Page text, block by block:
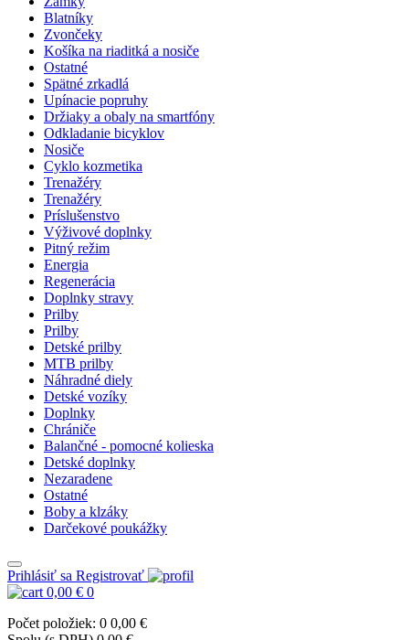
Blatníky
Zvončeky
Košíka na riaditká a nosiče
Ostatné
Spätné zrkadlá
Upínacie popruhy
Držiaky a obaly na smartfóny
Odkladanie bicyklov
Nosiče
Cyklo kozmetika
Trenažéry
Trenažéry
Príslušenstvo
Výživové doplnky
Pitný režim
Energia
Regenerácia
Doplnky stravy
Prilby
Prilby
Detské prilby
MTB prilby
Náhradné diely
Detské vozíky
Doplnky
Chrániče
Balančné - pomocné kolieska
Detské doplnky
Nezaradene
Ostatné
Boby a klzáky
Darčekové poukážky
Prihlásiť sa Registrovať
0,00 € 0
Počet položiek: 0 0,00 €